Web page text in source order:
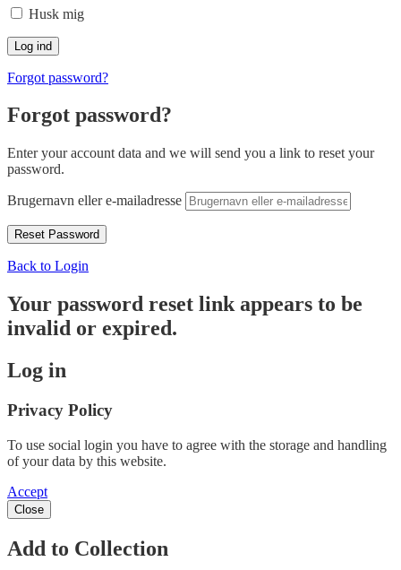
Husk mig
Forgot password?
Forgot password?
Enter your account data and we will send you a link to reset your
password.
Brugernavn eller e-mailadresse
Back to Login
Your password reset link appears to be
invalid or expired.
Log in
Privacy Policy
To use social login you have to agree with the storage and handling
of your data by this website.
Accept
Close
Add to Collection